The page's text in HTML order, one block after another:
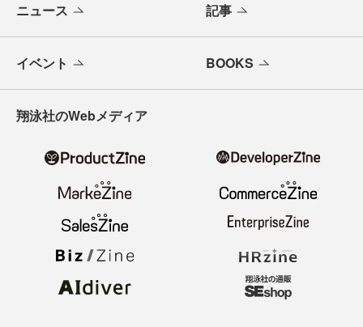
ニュース 記事
イベント BOOKS
翔泳社のWebメディア